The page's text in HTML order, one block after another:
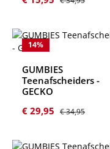
14%
GUMBIES
Teenafscheiders -
GECKO
Verkoopprijs:
€ 29,95 Normale prijs:
€ 34,95